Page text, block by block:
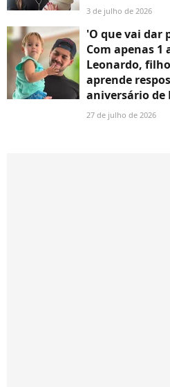
3 de julho de 2026
'O que vai dar
Com apenas 1
Leonardo,
aprende
aniversário de
27 de julho de 2026